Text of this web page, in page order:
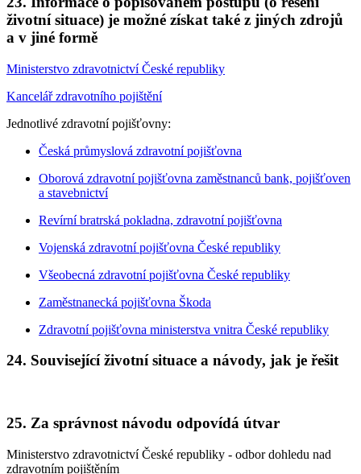
životní situace) je možné získat také z jiných zdrojů
a v jiné formě
Ministerstvo zdravotnictví České republiky
Kancelář zdravotního pojištění
Jednotlivé zdravotní pojišťovny:
Česká průmyslová zdravotní pojišťovna
Oborová zdravotní pojišťovna zaměstnanců bank, pojišťoven
a stavebnictví
Revírní bratrská pokladna, zdravotní pojišťovna
Vojenská zdravotní pojišťovna České republiky
Všeobecná zdravotní pojišťovna České republiky
Zaměstnanecká pojišťovna Škoda
Zdravotní pojišťovna ministerstva vnitra České republiky
24. Související životní situace a návody, jak je řešit
25. Za správnost návodu odpovídá útvar
Ministerstvo zdravotnictví České republiky - odbor dohledu nad
zdravotním pojištěním